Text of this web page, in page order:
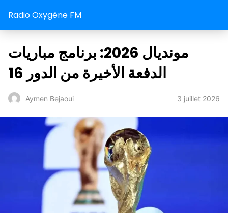
Radio Oxygène FM
مونديال 2026: برنامج مباريات
الدفعة الأخيرة من الدور 16
Aymen Bejaoui 3 juillet 2026